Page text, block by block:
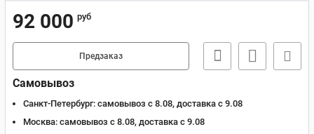
92 000 руб
Предзаказ
Самовывоз
Санкт-Петербург: самовывоз с 8.08, доставка c 9.08
Москва: самовывоз с 8.08, доставка c 9.08